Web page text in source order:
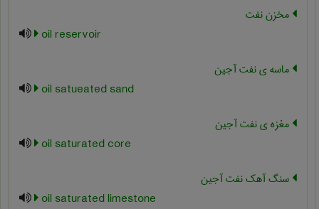
مخزن نفت
oil reservoir
ماسه ی نفت آجین
oil satueated sand
مغزه ی نفت آجین
oil saturated core
سنگ آهک نفت آجین
oil saturated limestone